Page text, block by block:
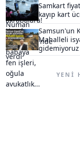
Samkart
kayıp kart
Samsun'un
Mahalleli
gidemiyoruz
YENI